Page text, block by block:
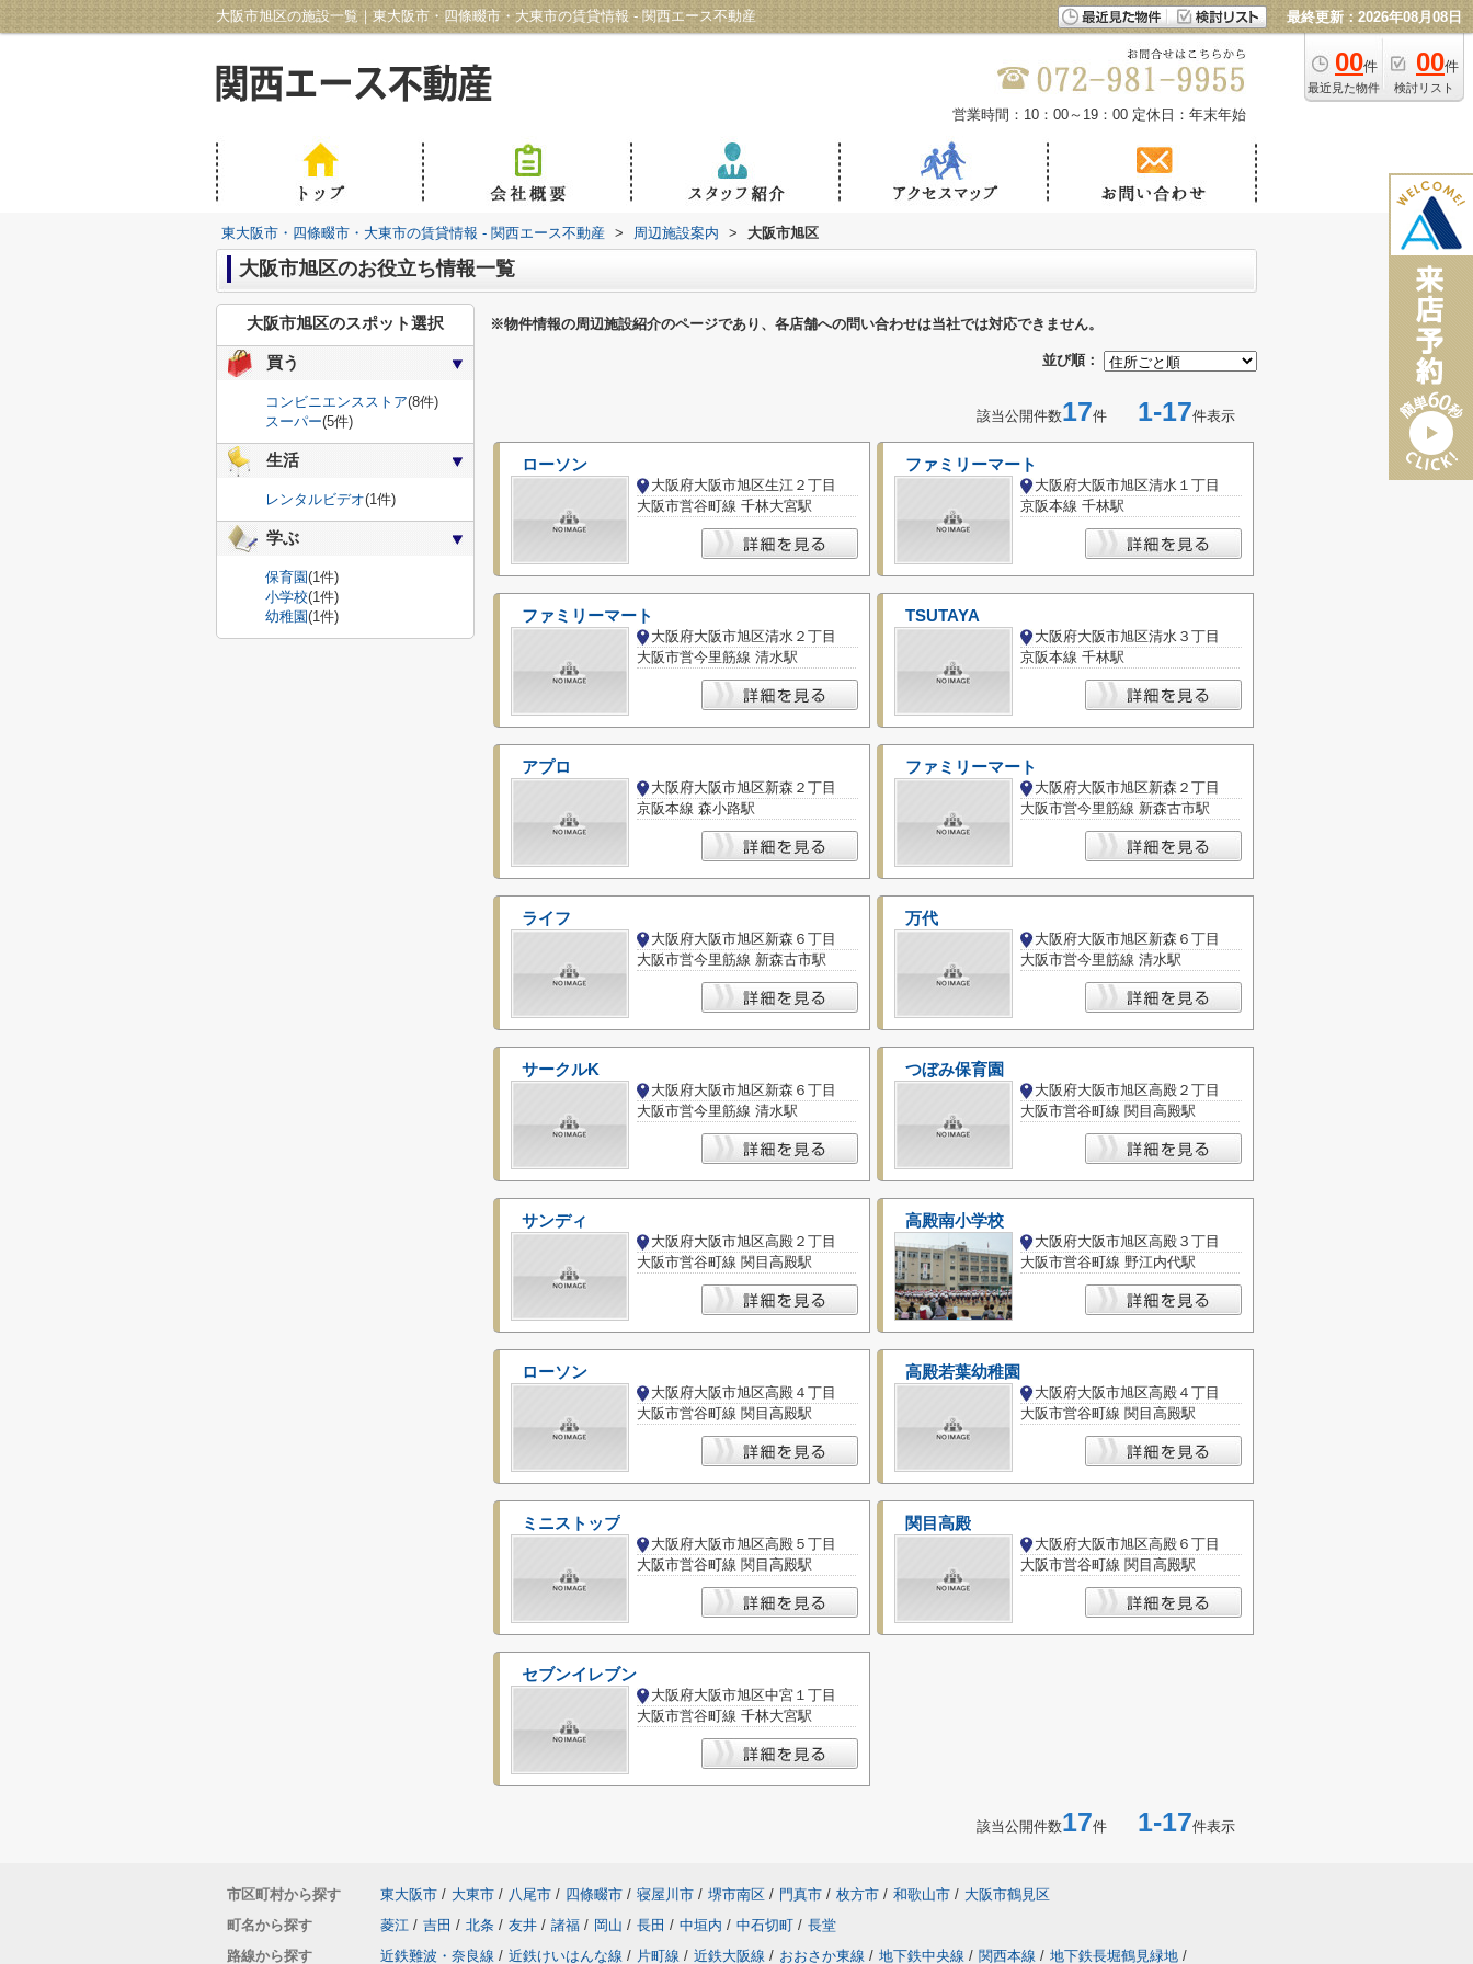
大阪市旭区の施設一覧｜東大阪市・四條畷市・大東市の賃貸情報 - 関西エース不動産 最終更新：2026年08月08日
00件
最近見た物件
00件
検討リスト
営業時間：10：00～19：00 定休日：年末年始
東大阪市・四條畷市・大東市の賃貸情報 - 関西エース不動産 > 周辺施設案内 > 大阪市旭区
大阪市旭区のお役立ち情報一覧
※物件情報の周辺施設紹介のページであり、各店舗への問い合わせは当社では対応できません。
並び順：
該当公開件数17件 1-17件表示
ローソン
大阪府大阪市旭区生江２丁目
大阪市営谷町線 千林大宮駅
ファミリーマート
大阪府大阪市旭区清水１丁目
京阪本線 千林駅
ファミリーマート
大阪府大阪市旭区清水２丁目
大阪市営今里筋線 清水駅
TSUTAYA
大阪府大阪市旭区清水３丁目
京阪本線 千林駅
アプロ
大阪府大阪市旭区新森２丁目
京阪本線 森小路駅
ファミリーマート
大阪府大阪市旭区新森２丁目
大阪市営今里筋線 新森古市駅
ライフ
大阪府大阪市旭区新森６丁目
大阪市営今里筋線 新森古市駅
万代
大阪府大阪市旭区新森６丁目
大阪市営今里筋線 清水駅
サークルK
大阪府大阪市旭区新森６丁目
大阪市営今里筋線 清水駅
つぼみ保育園
大阪府大阪市旭区高殿２丁目
大阪市営谷町線 関目高殿駅
サンディ
大阪府大阪市旭区高殿２丁目
大阪市営谷町線 関目高殿駅
高殿南小学校
大阪府大阪市旭区高殿３丁目
大阪市営谷町線 野江内代駅
ローソン
大阪府大阪市旭区高殿４丁目
大阪市営谷町線 関目高殿駅
高殿若葉幼稚園
大阪府大阪市旭区高殿４丁目
大阪市営谷町線 関目高殿駅
ミニストップ
大阪府大阪市旭区高殿５丁目
大阪市営谷町線 関目高殿駅
関目高殿
大阪府大阪市旭区高殿６丁目
大阪市営谷町線 関目高殿駅
セブンイレブン
大阪府大阪市旭区中宮１丁目
大阪市営谷町線 千林大宮駅
該当公開件数17件 1-17件表示
大阪市旭区のスポット選択
買う
コンビニエンスストア(8件)
スーパー(5件)
生活
レンタルビデオ(1件)
学ぶ
保育園(1件)
小学校(1件)
幼稚園(1件)
市区町村から探す 東大阪市 / 大東市 / 八尾市 / 四條畷市 / 寝屋川市 / 堺市南区 / 門真市 / 枚方市 / 和歌山市 / 大阪市鶴見区
町名から探す
菱江 / 吉田 / 北条 / 友井 / 諸福 / 岡山 / 長田 / 中垣内 / 中石切町 / 長堂
路線から探す
近鉄難波・奈良線 / 近鉄けいはんな線 / 片町線 / 近鉄大阪線 / おおさか東線 / 地下鉄中央線 / 関西本線 / 地下鉄長堀鶴見緑地 /